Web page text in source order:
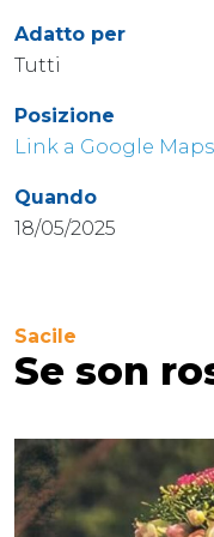
Adatto per
Tutti
Posizione
Link a Google Maps
Quando
18/05/2025
Sacile
Se son